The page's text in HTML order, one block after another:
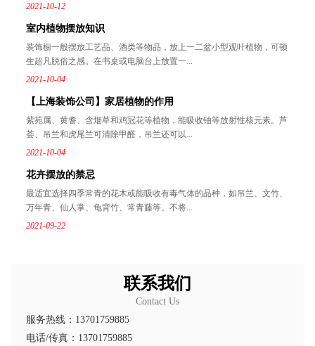
2021-10-12
室内植物摆放知识
装饰橱一般摆放工艺品、酒类等物品，放上一二盆小型观叶植物，可顿
生超凡脱俗之感。在书桌或电脑台上放置一...
2021-10-04
【上海装饰公司】家居植物的作用
紫苑属、黄耆、含烟草和鸡冠花等植物，能吸收铀等放射性核元素。芦
荟、吊兰和虎尾兰可清除甲醛，吊兰还可以...
2021-10-04
花卉摆放的禁忌
最适宜选择四季常青的花木或能吸收有毒气体的品种，如吊兰、文竹、
万年青、仙人掌、龟背竹、常青藤等。不将...
2021-09-22
联系我们
Contact Us
服务热线：13701759885
电话/传真：13701759885